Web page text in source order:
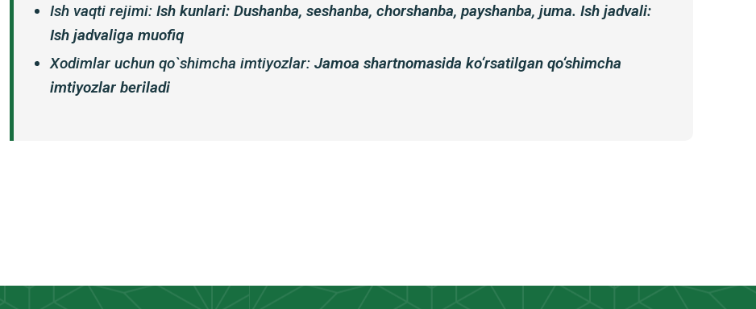
Ish vaqti rejimi: Ish kunlari: Dushanba, seshanba, chorshanba, payshanba, juma. Ish jadvali:
Ish jadvaliga muofiq
Xodimlar uchun qo`shimcha imtiyozlar: Jamoa shartnomasida ko‘rsatilgan qo‘shimcha
imtiyozlar beriladi